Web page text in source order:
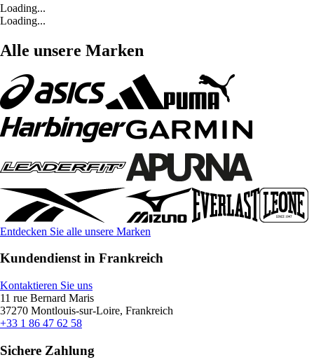
Loading...
Loading...
Alle unsere Marken
Entdecken Sie alle unsere Marken
Kundendienst in Frankreich
Kontaktieren Sie uns
11 rue Bernard Maris
37270 Montlouis-sur-Loire, Frankreich
+33 1 86 47 62 58
Sichere Zahlung